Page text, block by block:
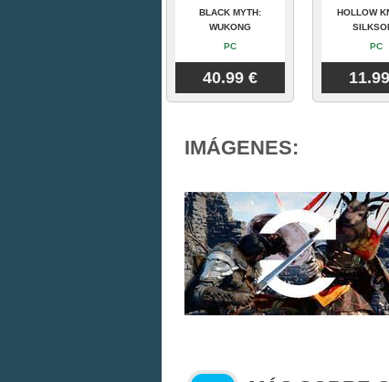
BLACK MYTH:
WUKONG
PC
40.99 €
HOLLOW
PC
IMÁGENES: